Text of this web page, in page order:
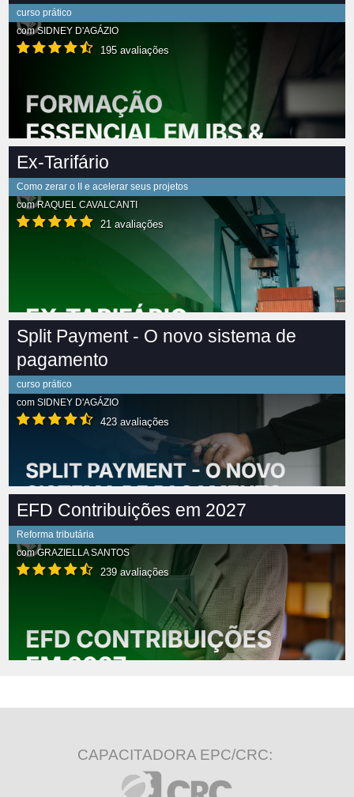
curso prático
comSIDNEY D'AGÁZIO
195 avaliações
Ex-Tarifário
Como zerar o II e acelerar seus projetos
comRAQUEL CAVALCANTI
21 avaliações
Split Payment - O novo sistema de
pagamento
curso prático
com SIDNEY D'AGÁZIO
423 avaliações
EFD Contribuições em 2027
Reforma tributária
comGRAZIELLA SANTOS
239 avaliações
CAPACITADORA EPC/CRC: